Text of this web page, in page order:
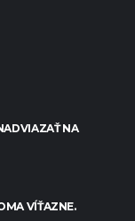
NA
VÍŤAZNE.